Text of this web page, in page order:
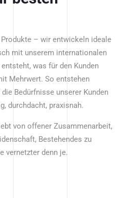
– wir entwickeln ideale
mit unserem internationalen
was für den Kunden
Mehrwert. So entstehen
Bedürfnisse unserer Kunden
durchdacht, praxisnah.
von offener Zusammenarbeit,
Bestehendes zu
vernetzter denn je.